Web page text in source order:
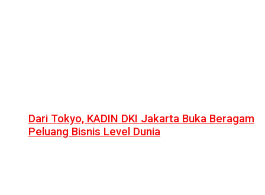
Dari Tokyo, KADIN DKI Jakarta Buka Beragam
Peluang Bisnis Level Dunia